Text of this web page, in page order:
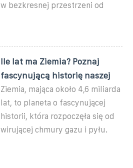
w bezkresnej przestrzeni od
Ile lat ma Ziemia? Poznaj
fascynującą historię naszej
Ziemia, mająca około 4,6 miliarda
lat, to planeta o fascynującej
historii, która rozpoczęła się od
wirującej chmury gazu i pyłu.